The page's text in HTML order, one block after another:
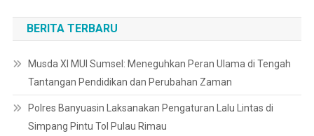
BERITA TERBARU
Musda XI MUI Sumsel: Meneguhkan Peran Ulama di Tengah
Tantangan Pendidikan dan Perubahan Zaman
Polres Banyuasin Laksanakan Pengaturan Lalu Lintas di
Simpang Pintu Tol Pulau Rimau